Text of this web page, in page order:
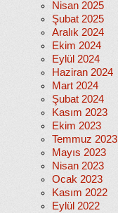
Nisan 2025
Şubat 2025
Aralık 2024
Ekim 2024
Eylül 2024
Haziran 2024
Mart 2024
Şubat 2024
Kasım 2023
Ekim 2023
Temmuz 2023
Mayıs 2023
Nisan 2023
Ocak 2023
Kasım 2022
Eylül 2022